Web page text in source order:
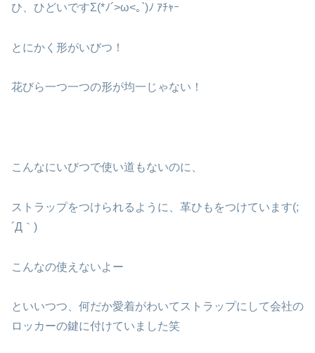
ひ、ひどいですΣ(*ﾉ´>ω<｡`)ﾉ ｱﾁｬｰ
とにかく形がいびつ！
花びら一つ一つの形が均一じゃない！
こんなにいびつで使い道もないのに、
ストラップをつけられるように、革ひもをつけています(;
´Д｀)
こんなの使えないよー
といいつつ、何だか愛着がわいてストラップにして会社の
ロッカーの鍵に付けていました笑